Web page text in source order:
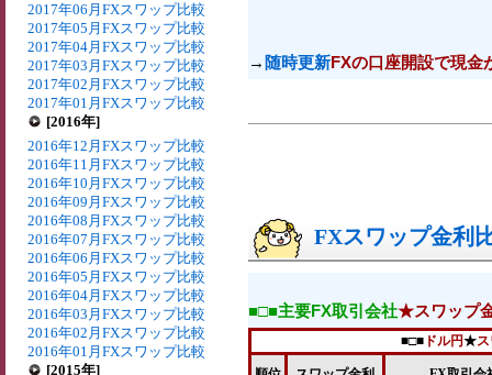
2017年06月FXスワップ比較
2017年05月FXスワップ比較
2017年04月FXスワップ比較
2017年03月FXスワップ比較
2017年02月FXスワップ比較
2017年01月FXスワップ比較
[2016年]
2016年12月FXスワップ比較
2016年11月FXスワップ比較
2016年10月FXスワップ比較
2016年09月FXスワップ比較
2016年08月FXスワップ比較
2016年07月FXスワップ比較
2016年06月FXスワップ比較
2016年05月FXスワップ比較
2016年04月FXスワップ比較
2016年03月FXスワップ比較
2016年02月FXスワップ比較
2016年01月FXスワップ比較
[2015年]
→ 随時更新FXの口座開設で現金
FXスワップ金利
■□■主要FX取引会社★スワップ
■□■ ドル円★